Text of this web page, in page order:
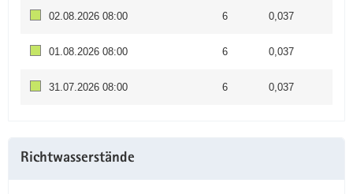
02.08.2026 08:00 6 0,037
01.08.2026 08:00 6 0,037
31.07.2026 08:00 6 0,037
Richtwasserstände